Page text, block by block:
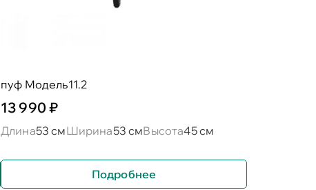
пуф Модель11.2
13 990 ₽
Длина53 смШирина53 смВысота45 см
Подробнее